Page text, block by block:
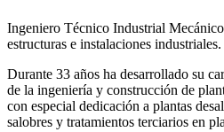
Ingeniero Técnico Industrial
estructuras e instalaciones industriales.
Durante 33 años ha desarrollado su
de la ingeniería y construcción de
con especial dedicación a plantas
salobres y tratamientos terciarios en